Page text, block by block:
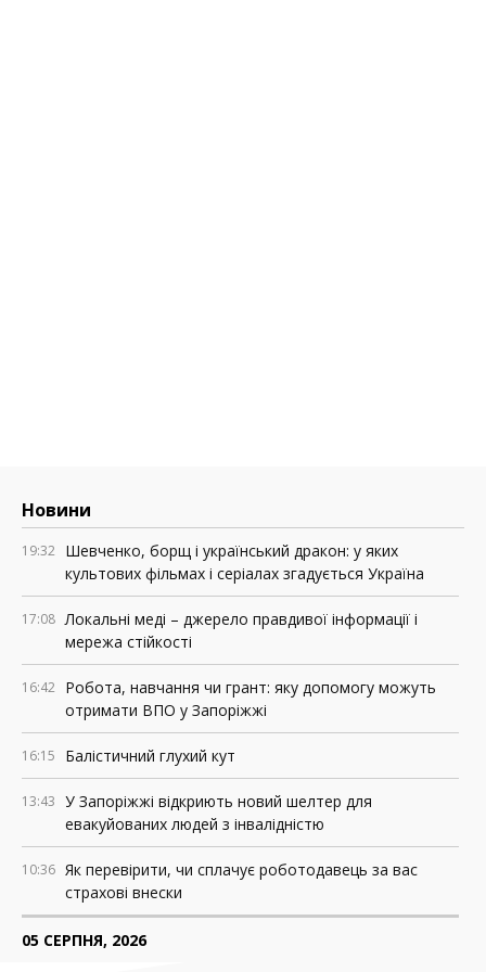
Новини
19:32 Шевченко, борщ і український дракон: у яких
культових фільмах і серіалах згадується Україна
17:08 Локальні меді – джерело правдивої інформації і
мережа стійкості
16:42 Робота, навчання чи грант: яку допомогу можуть
отримати ВПО у Запоріжжі
16:15 Балістичний глухий кут
13:43 У Запоріжжі відкриють новий шелтер для
евакуйованих людей з інвалідністю
10:36 Як перевірити, чи сплачує роботодавець за вас
страхові внески
05 СЕРПНЯ, 2026